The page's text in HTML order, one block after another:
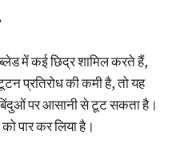
में कई छिद्र शामिल करते हैं,
प्रतिरोध की कमी है, तो यह
पर आसानी से टूट सकता है।
पार कर लिया है।